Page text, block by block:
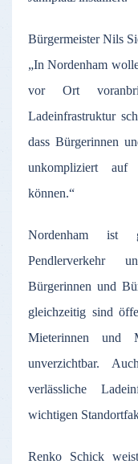
Bürgermeister Nils
„In Nordenham
vor Ort
Ladeinfrastruktur
dass Bürgerinnen
unkompliziert auf
können.“
Nordenham ist
Pendlerverkehr
Bürgerinnen und
gleichzeitig sind
Mieterinnen und
unverzichtbar.
verlässliche
wichtigen
Renko Schick